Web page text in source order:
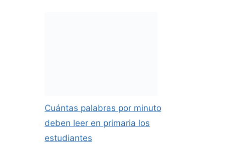
Cuántas palabras por minuto
deben leer en primaria los
estudiantes